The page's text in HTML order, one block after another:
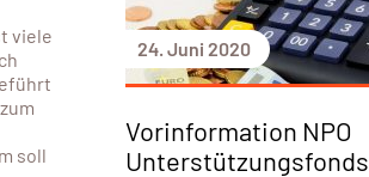
viele
soll
24. Juni 2020
Vorinformation NPO
Unterstützungsfonds